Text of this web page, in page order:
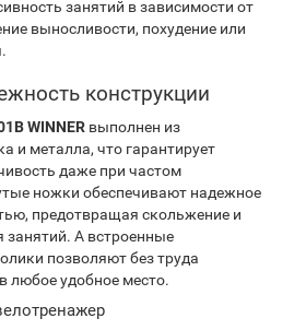
занятий в зависимости от
выносливости, похудение или
конструкции
WINNER выполнен из
и металла, что гарантирует
даже при частом
ножки обеспечивают надежное
предотвращая скольжение и
занятий. А встроенные
позволяют без труда
любое удобное место.